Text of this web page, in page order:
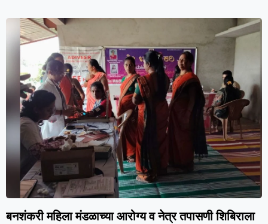
बनशंकरी महिला मंडळाच्या आरोग्य व नेत्र तपासणी शिबिराला